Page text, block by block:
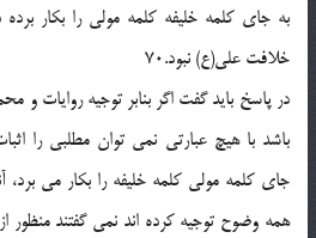
به جاى كلمه خليفه كلمه مولى را بكار
خلافت على(ع) نبود.70
در پاسخ بايد گفت اگر بنابر توجيه روايات و
باشد با هيچ عبارتى نمى توان مطلبى را
جاى كلمه مولى كلمه خليفه را بكار مى برد،
همه وضوح توجيه كرده اند نمى گفتند منظور